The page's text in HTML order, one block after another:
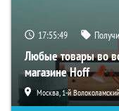
17:55:48
Любые товары во
магазине Hoff
Москва, 1-й